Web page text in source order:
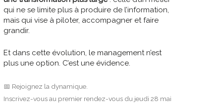
qui ne se limite plus à produire de l’information,
mais qui vise à piloter, accompagner et faire
grandir.
Et dans cette évolution, le management n’est
plus une option. C’est une évidence.
📅 Rejoignez la dynamique.
Inscrivez-vous au premier rendez-vous du jeudi 28 mai